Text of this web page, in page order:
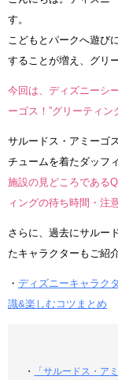
す。
こどもとパークへ遊び
することが増え、グリ
今回は、ディズニーシ
ーゴス！”グリーティン
サルードス・アミーゴ
チュームを着たダッフ
施設の見どころである
ィングの待ち時間・注
さらに、過去にサルー
たキャラクターもご紹
・ ディズニーキャラク
識&楽しむコツまとめ
・
「サルードス・ア